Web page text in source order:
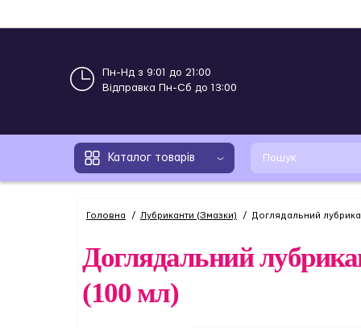
Пн-Нд з 9:01 до 21:00
Відправка Пн-Сб до 13:00
Каталог товарів
Головна Лубриканти (Змазки) Доглядальний
Доглядальний
(100 мл)